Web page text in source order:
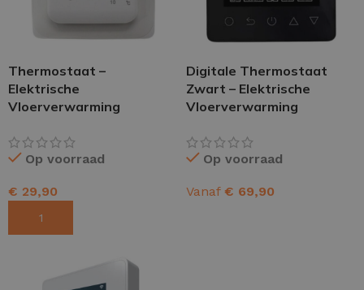
Thermostaat –
Elektrische
Vloerverwarming
Op voorraad
€ 29,90
Digitale Thermostaat
Zwart – Elektrische
Vloerverwarming
Op voorraad
Vanaf € 69,90